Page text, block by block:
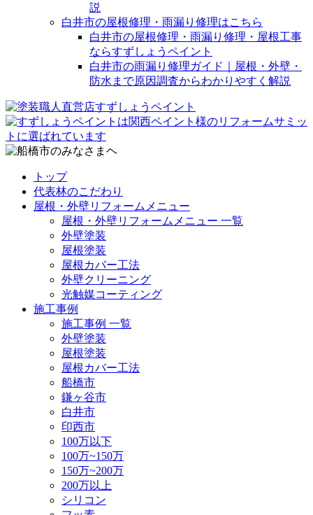
説
白井市の屋根修理・雨漏り修理はこちら
白井市の屋根修理・雨漏り修理・屋根工事
ならすずしょうペイント
白井市の雨漏り修理ガイド｜屋根・外壁・
防水まで原因調査からわかりやすく解説
トップ
代表林のこだわり
屋根・外壁リフォームメニュー
屋根・外壁リフォームメニュー 一覧
外壁塗装
屋根塗装
屋根カバー工法
外壁クリーニング
光触媒コーティング
施工事例
施工事例 一覧
外壁塗装
屋根塗装
屋根カバー工法
船橋市
鎌ヶ谷市
白井市
印西市
100万以下
100万~150万
150万~200万
200万以上
シリコン